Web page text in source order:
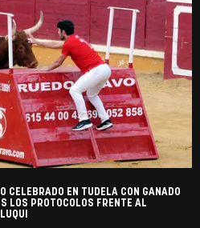
CELEBRADO EN TUDELA CON GANADO
LOS PROTOCOLOS FRENTE AL